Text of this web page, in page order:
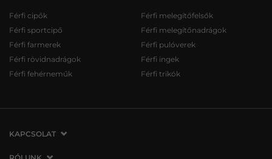
Férfi cipők
Férfi sportcipő
Férfi farmerek
Férfi rövidnadrágok
Férfi fehérneműk
Férfi melegítőfelsők
Férfi melegítőnadrágok
Férfi pulóverek
Férfi ingek
Férfi trikók
KAPCSOLAT